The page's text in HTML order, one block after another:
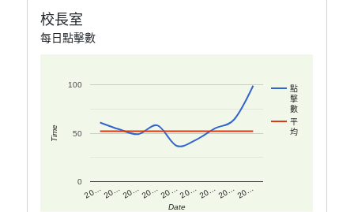
校長室
每日點擊數
點
擊
數
平
均
20…20…20…20…20…20…20…20…20…
0
50
100
Date
Time